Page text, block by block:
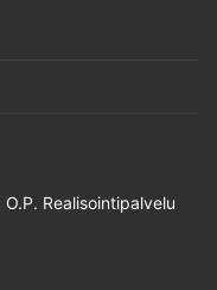
Realisointipalvelu